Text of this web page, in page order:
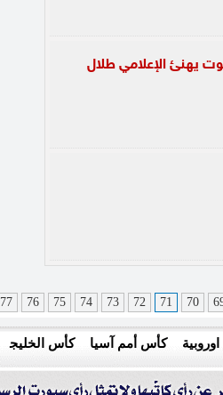
يهنئ الإعلامي طلال
70
71
72
73
74
75
76
77
كأس أمم آسيا كأس الخليج